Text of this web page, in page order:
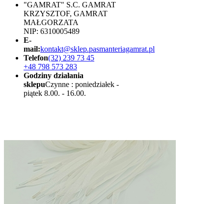
"GAMRAT" S.C. GAMRAT
KRZYSZTOF, GAMRAT
MAŁGORZATA
NIP: 6310005489
E-
mail:kontakt@sklep.pasmanteriagamrat.pl
Telefon(32) 239 73 45
+48 798 573 283
Godziny działania
sklepuCzynne : poniedziałek -
piątek 8.00. - 16.00.